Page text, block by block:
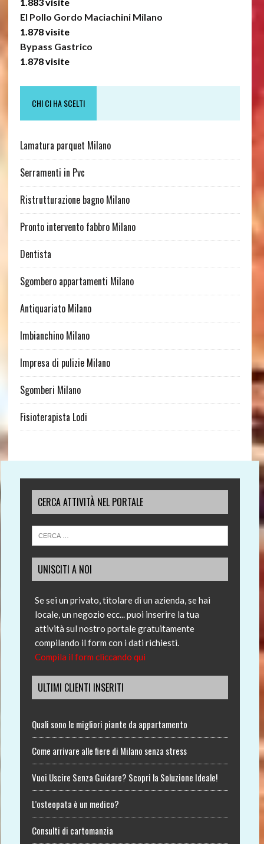
El Pollo Gordo Maciachini Milano
1.878 visite
Bypass Gastrico
1.878 visite
CHI CI HA SCELTI
Lamatura parquet Milano
Serramenti in Pvc
Ristrutturazione bagno Milano
Pronto intervento fabbro Milano
Dentista
Sgombero appartamenti Milano
Antiquariato Milano
Imbianchino Milano
Impresa di pulizie Milano
Sgomberi Milano
Fisioterapista Lodi
CERCA ATTIVITÀ NEL PORTALE
UNISCITI A NOI
Se sei un privato, titolare di un azienda, se hai
locale, un negozio ecc... puoi inserire la tua
attività sul nostro portale gratuitamente
compilando il form con i dati richiesti.
Compila il form cliccando qui
ULTIMI CLIENTI INSERITI
Quali sono le migliori piante da appartamento
Come arrivare alle fiere di Milano senza stress
Vuoi Uscire Senza Guidare? Scopri la Soluzione Ideale!
L’osteopata è un medico?
Consulti di cartomanzia